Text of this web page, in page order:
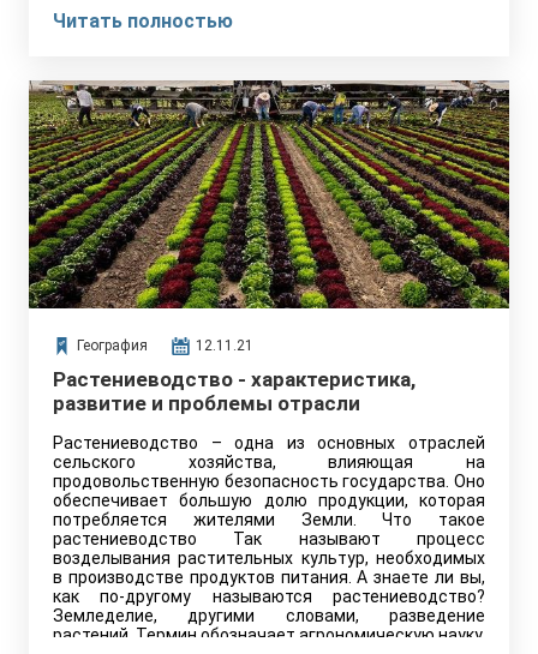
Читать полностью
География 12.11.21
Растениеводство - характеристика,
развитие и проблемы отрасли
Растениеводство – одна из основных отраслей
сельского хозяйства, влияющая на
продовольственную безопасность государства. Оно
обеспечивает большую долю продукции, которая
потребляется жителями Земли. Что такое
растениеводство Так называют процесс
возделывания растительных культур, необходимых
в производстве продуктов питания. А знаете ли вы,
как по-другому называются растениеводство?
Земледелие, другими словами, разведение
растений. Термин обозначает агрономическую науку,